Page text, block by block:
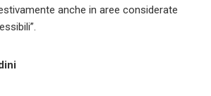
anche in aree considerate